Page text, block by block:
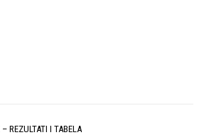
REZULTATI I TABELA